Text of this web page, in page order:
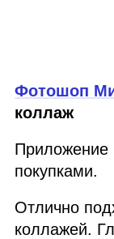
Фотошоп
коллаж
Приложение
покупками.
Отлично
коллажей.